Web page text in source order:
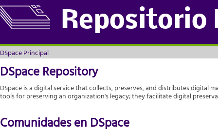
Repositorio
DSpace Principal
DSpace Principal
DSpace Repository
DSpace is a digital service that collects, preserves, and distributes digital
tools for preserving an organization's legacy; they facilitate digital
Comunidades en DSpace